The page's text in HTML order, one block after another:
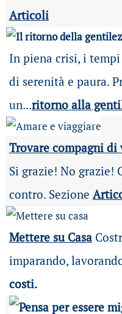
Articoli
In piena crisi, i
di serenità e paura.
un...ritorno alla
Trovare compagni di
Si grazie! No grazie!
contro. Sezione
Mettere su Casa
imparando,
costi.